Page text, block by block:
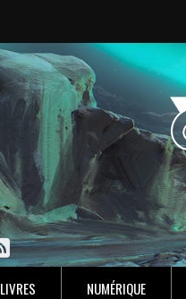
LIVRES NUMÉRIQUE